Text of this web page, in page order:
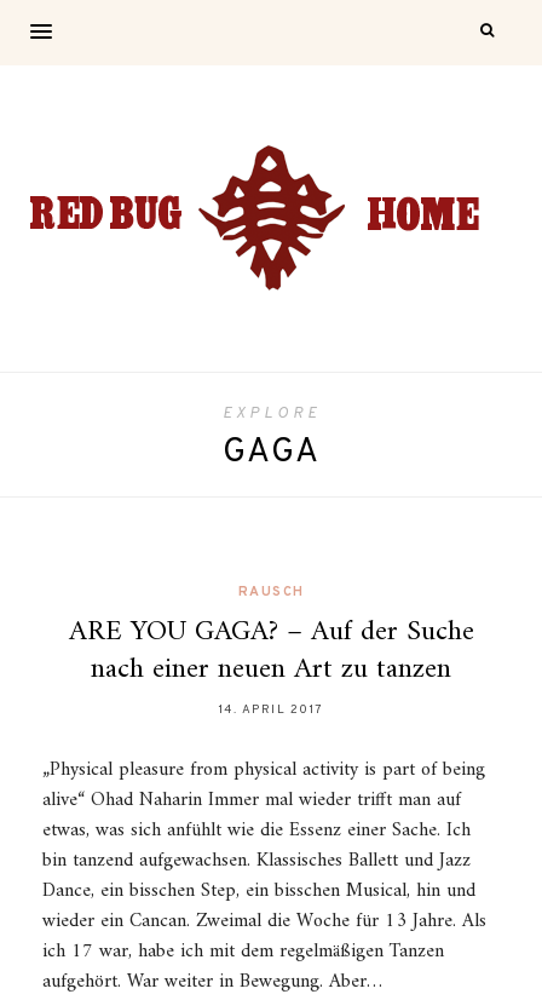
EXPLORE
GAGA
RAUSCH
ARE YOU GAGA? – Auf der Suche
nach einer neuen Art zu tanzen
14. APRIL 2017
„Physical pleasure from physical activity is part of being
alive“ Ohad Naharin Immer mal wieder trifft man auf
etwas, was sich anfühlt wie die Essenz einer Sache. Ich
bin tanzend aufgewachsen. Klassisches Ballett und Jazz
Dance, ein bisschen Step, ein bisschen Musical, hin und
wieder ein Cancan. Zweimal die Woche für 13 Jahre. Als
ich 17 war, habe ich mit dem regelmäßigen Tanzen
aufgehört. War weiter in Bewegung. Aber…